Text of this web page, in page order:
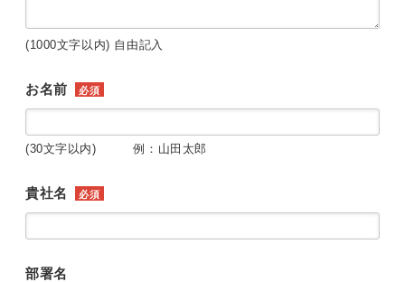
(1000文字以内) 自由記入
お名前 必須
(30文字以内) 例：山田太郎
貴社名 必須
部署名